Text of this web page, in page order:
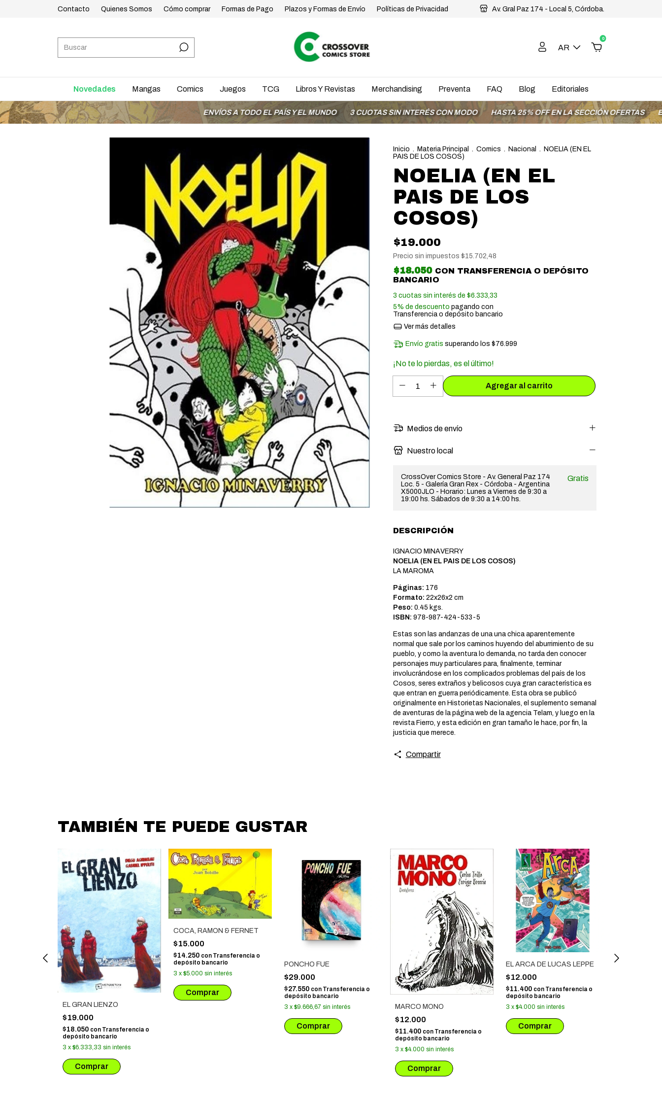
Contacto Quienes Somos Cómo comprar Formas de Pago Plazos y Formas de Envío Políticas de Privacidad Av. Gral Paz 174 - Local 5, Córdoba.
AR
0
Novedades Mangas Comics Juegos TCG Libros Y Revistas Merchandising Preventa FAQ Blog Editoriales
ENVÍOS A TODO EL PAÍS Y EL MUNDO 3 CUOTAS SIN INTERÉS CON MODO HASTA 25% OFF EN LA SECCIÓN OFERTAS ENVÍOS A
Inicio . Materia Principal . Comics . Nacional . NOELIA (EN EL
PAIS DE LOS COSOS)
NOELIA (EN EL
PAIS DE LOS
COSOS)
$19.000
Precio sin impuestos $15.702,48
$18.050 CON TRANSFERENCIA O DEPÓSITO
BANCARIO
3 cuotas sin interés de $6.333,33
5% de descuento pagando con
Transferencia o depósito bancario
Ver más detalles
Envío gratis superando los$76.999
¡No te lo pierdas, es el último!
Medios de envío
Nuestro local
CrossOver Comics Store - Av. General Paz 174
Loc. 5 - Galería Gran Rex - Córdoba - Argentina
X5000JLO - Horario: Lunes a Viernes de 9:30 a
19:00 hs. Sábados de 9:30 a 14:00 hs.
Gratis
DESCRIPCIÓN
IGNACIO MINAVERRY
NOELIA (EN EL PAIS DE LOS COSOS)
LA MAROMA
Páginas: 176
Formato: 22x26x2 cm
Peso: 0.45 kgs.
ISBN: 978-987-424-533-5
Estas son las andanzas de una una chica aparentemente
normal que sale por los caminos huyendo del aburrimiento de su
pueblo, y como la aventura lo demanda, no tarda den conocer
personajes muy particulares para, finalmente, terminar
involucrándose en los complicados problemas del país de los
Cosos, seres extraños y belicosos cuya gran característica es
que entran en guerra periódicamente. Esta obra se publicó
originalmente en Historietas Nacionales, el suplemento semanal
de aventuras de la página web de la agencia Telam, y luego en la
revista Fierro, y esta edición en gran tamaño le hace, por fin, la
justicia que merece.
Compartir
TAMBIÉN TE PUEDE GUSTAR
EL GRAN LIENZO
$19.000
$18.050 con Transferencia o
depósito bancario
3 x $6.333,33 sin interés
COCA, RAMON & FERNET
$15.000
$14.250 con Transferencia o
depósito bancario
3 x $5.000 sin interés
PONCHO FUE
$29.000
$27.550 con Transferencia o
depósito bancario
3 x $9.666,67 sin interés MARCO MONO
$12.000
$11.400 con Transferencia o
depósito bancario
3 x $4.000 sin interés
EL ARCA DE LUCAS LEPPE
$12.000
$11.400 con Transferencia o
depósito bancario
3 x $4.000 sin interés